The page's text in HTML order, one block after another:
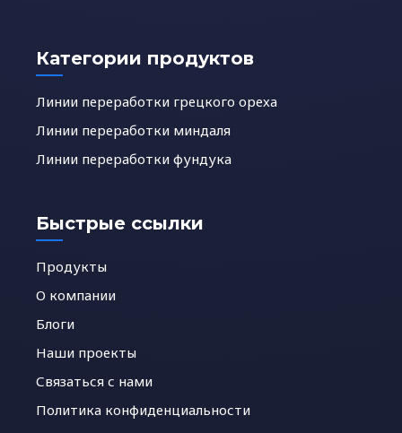
Категории продуктов
Линии переработки грецкого ореха
Линии переработки миндаля
Линии переработки фундука
Быстрые ссылки
Продукты
О компании
Блоги
Наши проекты
Связаться с нами
Политика конфиденциальности